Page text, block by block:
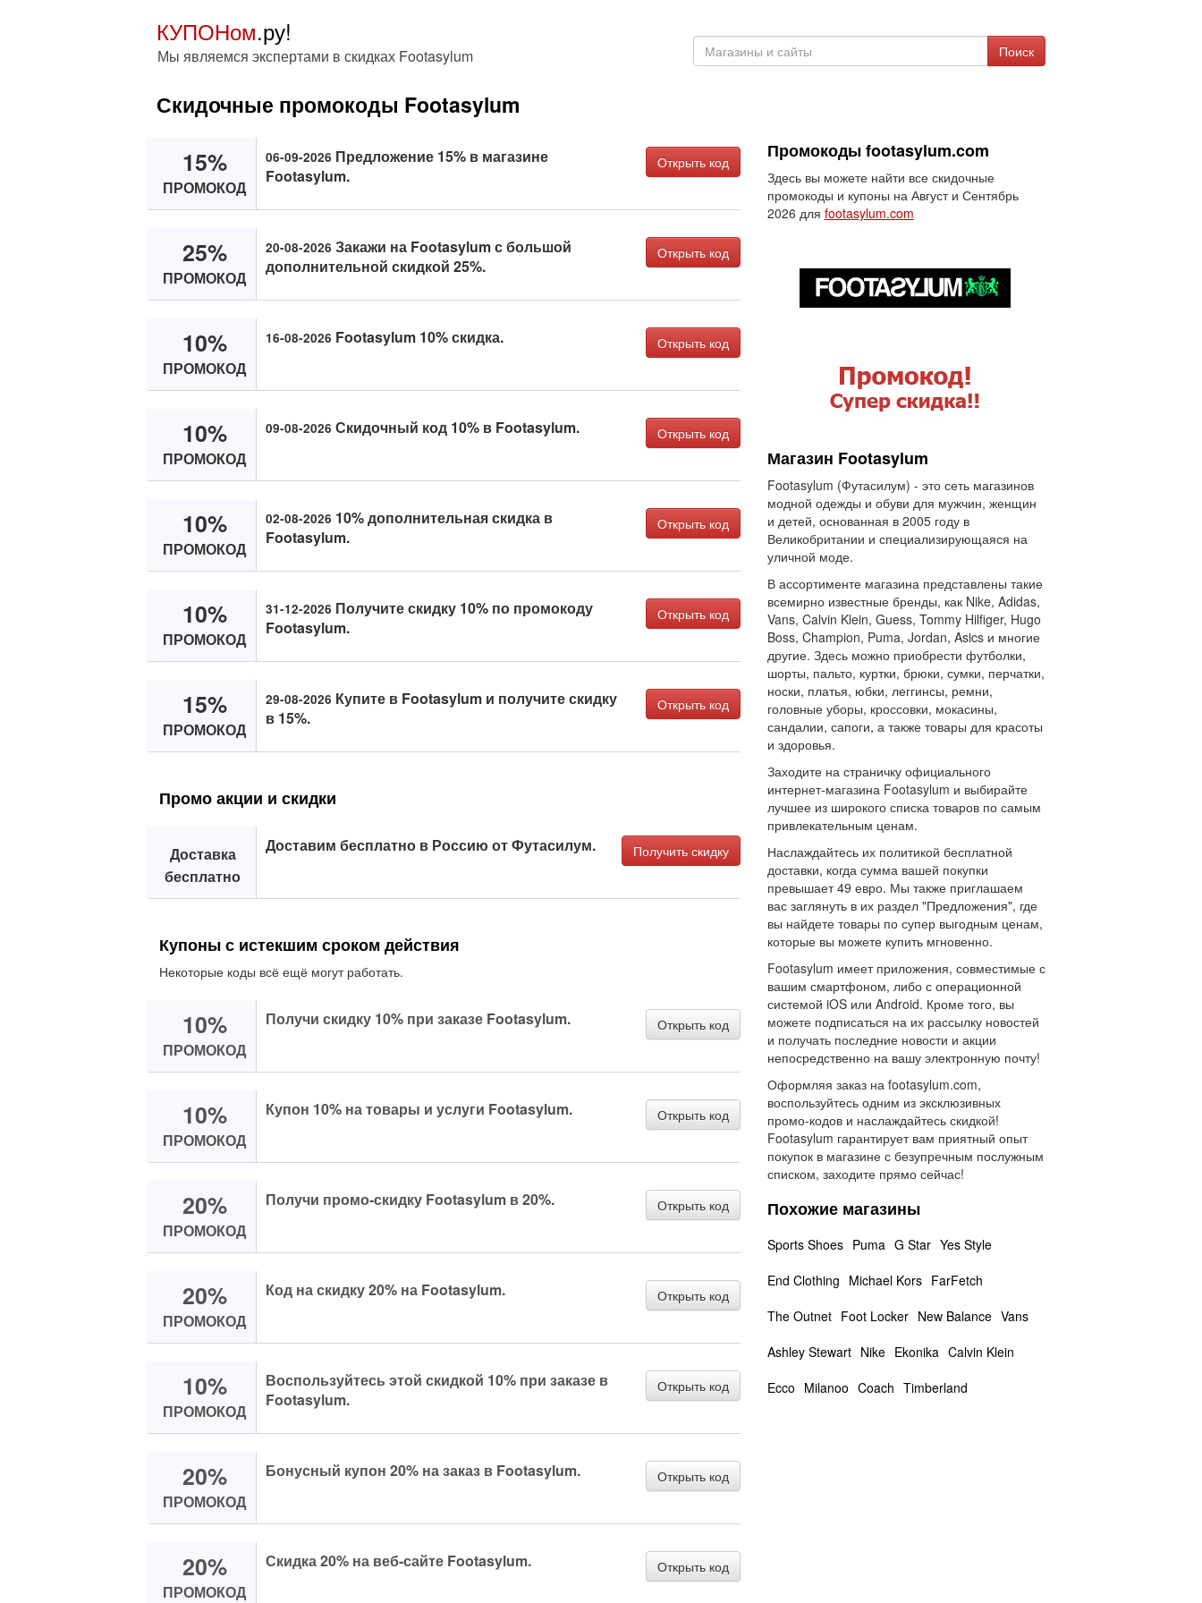
КУПОНом.ру!
Мы являемся экспертами в скидках Footasylum Поиск
Скидочные промокоды Footasylum
15%
ПРОМОКОД
06-09-2026 Предложение 15% в магазине
Footasylum.
Открыть код
25%
ПРОМОКОД
20-08-2026 Закажи на Footasylum с большой
дополнительной скидкой 25%.
Открыть код
10%
ПРОМОКОД
16-08-2026 Footasylum 10% скидка. Открыть код
10%
ПРОМОКОД
09-08-2026 Скидочный код 10% в Footasylum. Открыть код
10%
ПРОМОКОД
02-08-2026 10% дополнительная скидка в
Footasylum.
Открыть код
10%
ПРОМОКОД
31-12-2026 Получите скидку 10% по промокоду
Footasylum.
Открыть код
15%
ПРОМОКОД
29-08-2026 Купите в Footasylum и получите скидку
в 15%.
Открыть код
Промо акции и скидки
Доставка
бесплатно
Доставим бесплатно в Россию от Футасилум. Получить скидку
Купоны с истекшим сроком действия
Некоторые коды всё ещё могут работать.
10%
ПРОМОКОД
Получи скидку 10% при заказе Footasylum. Открыть код
10%
ПРОМОКОД
Купон 10% на товары и услуги Footasylum. Открыть код
20%
ПРОМОКОД
Получи промо-скидку Footasylum в 20%. Открыть код
20%
ПРОМОКОД
Код на скидку 20% на Footasylum. Открыть код
10%
ПРОМОКОД
Воспользуйтесь этой скидкой 10% при заказе в
Footasylum.
Открыть код
20%
ПРОМОКОД
Бонусный купон 20% на заказ в Footasylum. Открыть код
20%
ПРОМОКОД
Скидка 20% на веб-сайте Footasylum. Открыть код
Промокоды footasylum.com
Здесь вы можете найти все скидочные
промокоды и купоны на Август и Сентябрь
2026 для footasylum.com
Магазин Footasylum
Footasylum (Футасилум) - это сеть магазинов
модной одежды и обуви для мужчин, женщин
и детей, основанная в 2005 году в
Великобритании и специализирующаяся на
уличной моде.
В ассортименте магазина представлены такие
всемирно известные бренды, как Nike, Adidas,
Vans, Calvin Klein, Guess, Tommy Hilfiger, Hugo
Boss, Champion, Puma, Jordan, Asics и многие
другие. Здесь можно приобрести футболки,
шорты, пальто, куртки, брюки, сумки, перчатки,
носки, платья, юбки, леггинсы, ремни,
головные уборы, кроссовки, мокасины,
сандалии, сапоги, а также товары для красоты
и здоровья.
Заходите на страничку официального
интернет-магазина Footasylum и выбирайте
лучшее из широкого списка товаров по самым
привлекательным ценам.
Наслаждайтесь их политикой бесплатной
доставки, когда сумма вашей покупки
превышает 49 евро. Мы также приглашаем
вас заглянуть в их раздел "Предложения", где
вы найдете товары по супер выгодным ценам,
которые вы можете купить мгновенно.
Footasylum имеет приложения, совместимые с
вашим смартфоном, либо с операционной
системой iOS или Android. Кроме того, вы
можете подписаться на их рассылку новостей
и получать последние новости и акции
непосредственно на вашу электронную почту!
Оформляя заказ на footasylum.com,
воспользуйтесь одним из эксклюзивных
промо-кодов и наслаждайтесь скидкой!
Footasylum гарантирует вам приятный опыт
покупок в магазине с безупречным послужным
списком, заходите прямо сейчас!
Похожие магазины
Sports Shoes Puma G Star Yes Style
End Clothing Michael Kors FarFetch
The Outnet Foot Locker New Balance Vans
Ashley Stewart Nike Ekonika Calvin Klein
Ecco Milanoo Coach Timberland